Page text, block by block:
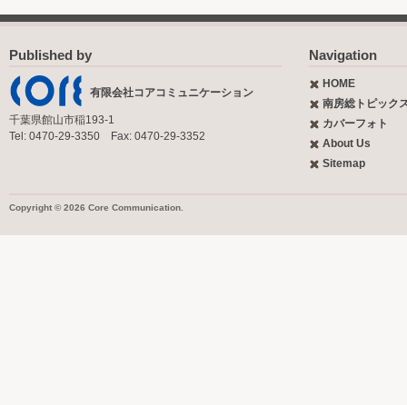
Published by
有限会社コアコミュニケーション
千葉県館山市稲193-1
Tel: 0470-29-3350 Fax: 0470-29-3352
Navigation
HOME
南房総トピック
カバーフォト
About Us
Sitemap
Copyright © 2026 Core Communication.